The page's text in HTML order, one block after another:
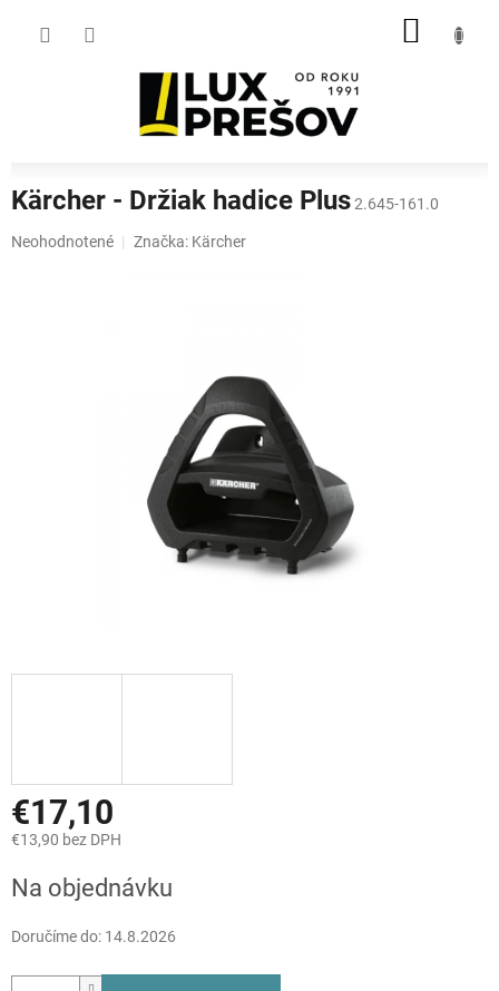
Kärcher - Držiak hadice Plus2.645-161.0
Priemerné
Neohodnotené Značka: Kärcher
€17,10
€13,90 bez DPH
cena:
Na objednávku
Doručíme do: 14.8.2026